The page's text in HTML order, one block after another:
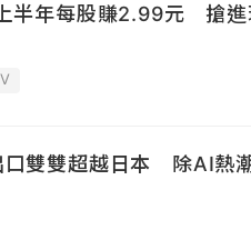
半年每股賺2.99元 搶進
口雙雙超越日本 除AI熱